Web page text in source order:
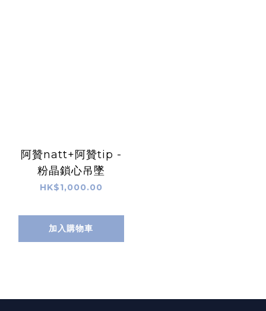
阿贊natt+阿贊tip -
粉晶鎖心吊墜
HK$1,000.00
加入購物車